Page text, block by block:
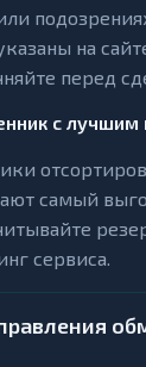
на
перед
с лучшим
самый
сервиса.